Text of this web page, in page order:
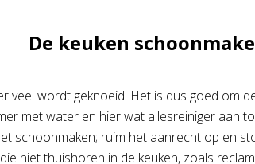
De keuken
veel wordt geknoeid. Het is dus goed om
met water en hier wat allesreiniger aan
schoonmaken; ruim het aanrecht op en
niet thuishoren in de keuken, zoals